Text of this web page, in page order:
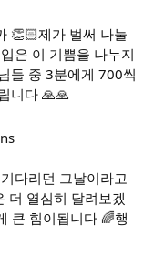
👏🏻제가 벌써 나눌
은 이 기쁨을 나누지
들 중 3분에게 700씩
니다 🙏🙏
다리던 그날이라고
더 열심히 달려보겠
큰 힘이됩니다 🌈행